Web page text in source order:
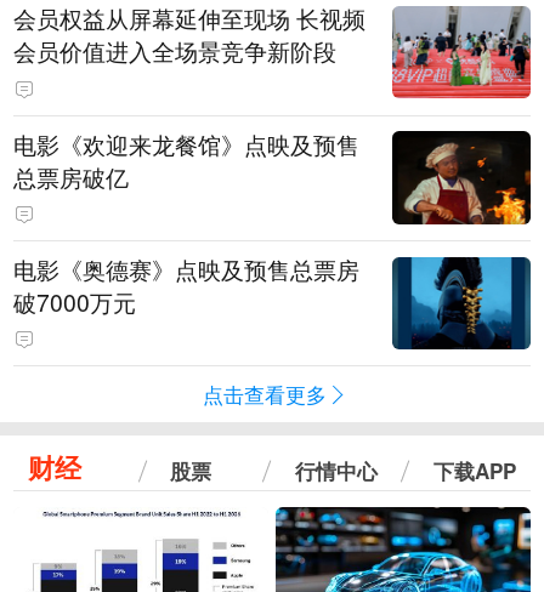
会员权益从屏幕延伸至现场 长视频
会员价值进入全场景竞争新阶段
电影《欢迎来龙餐馆》点映及预售
总票房破亿
电影《奥德赛》点映及预售总票房
破7000万元
点击查看更多
财经 股票 行情中心 下载APP